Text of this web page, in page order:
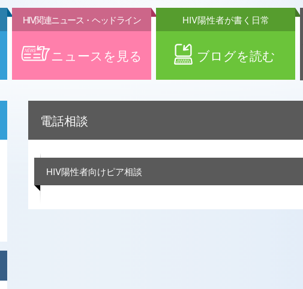
ニュースを見る
HIV関連ニュース・ヘッドライン
ブログを読む
HIV陽性者が書く日常
電話相談
HIV陽性者向けピア相談